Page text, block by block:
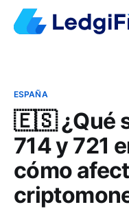
ESPAÑA
🇪🇸 ¿Qué
714 y 721
cómo